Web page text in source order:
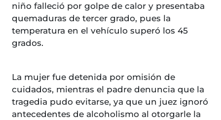
niño falleció por golpe de calor y presentaba
quemaduras de tercer grado, pues la
temperatura en el vehículo superó los 45
grados.
La mujer fue detenida por omisión de
cuidados, mientras el padre denuncia que la
tragedia pudo evitarse, ya que un juez ignoró
antecedentes de alcoholismo al otorgarle la